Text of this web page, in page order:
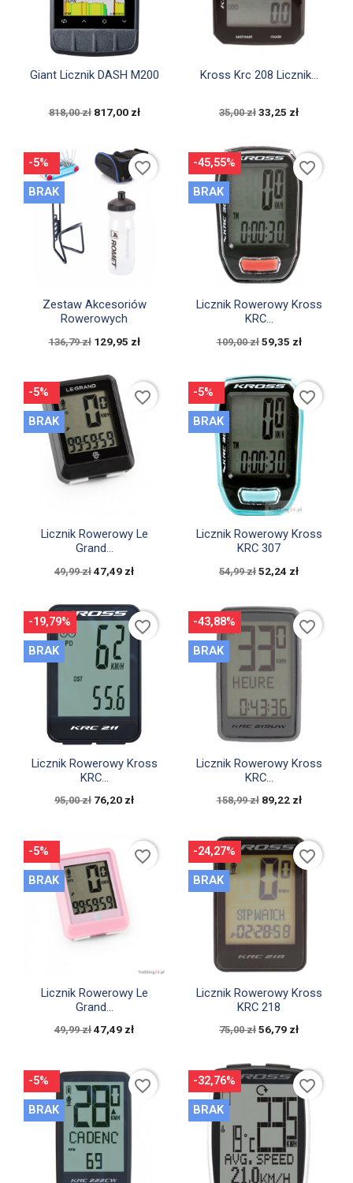
Szybki podgląd
Giant Licznik DASH M200
818,00 zł 817,00 zł
Szybki podgląd
Kross Krc 208 Licznik...
35,00 zł 33,25 zł
Szybki podgląd
Zestaw Akcesoriów
Rowerowych
136,79 zł 129,95 zł
-5%
BRAK
favorite_border
Szybki podgląd
Licznik Rowerowy Kross
KRC...
109,00 zł 59,35 zł
-45,55%
BRAK
favorite_border
Szybki podgląd
Licznik Rowerowy Le
Grand...
49,99 zł 47,49 zł
-5%
BRAK
favorite_border
Szybki podgląd
Licznik Rowerowy Kross
KRC 307
54,99 zł 52,24 zł
-5%
BRAK
favorite_border
Szybki podgląd
Licznik Rowerowy Kross
KRC...
95,00 zł 76,20 zł
-19,79%
BRAK
favorite_border
Szybki podgląd
Licznik Rowerowy Kross
KRC...
158,99 zł 89,22 zł
-43,88%
BRAK
favorite_border
Szybki podgląd
Licznik Rowerowy Le
Grand...
49,99 zł 47,49 zł
-5%
BRAK
favorite_border
Szybki podgląd
Licznik Rowerowy Kross
KRC 218
75,00 zł 56,79 zł
-24,27%
BRAK
favorite_border
-5%
BRAK
favorite_border -32,76%
BRAK
favorite_border